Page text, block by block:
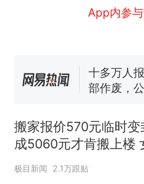
App内参
热 那个在
因老师一
眼了……
十多万人
部作废，
电力部门回
佛山一中
试前13名
已叫停招
“不建议大
搬家报价570元临时变
成5060元才肯搬上楼
子傻眼
极目新闻 2.1万跟贴